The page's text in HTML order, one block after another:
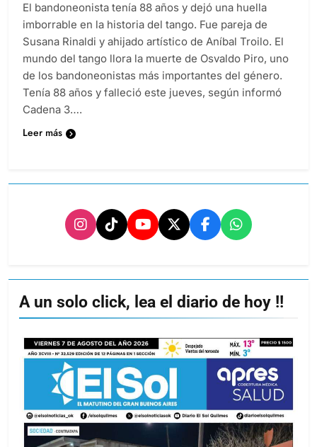
El bandoneonista tenía 88 años y dejó una huella
imborrable en la historia del tango. Fue pareja de
Susana Rinaldi y ahijado artístico de Aníbal Troilo. El
mundo del tango llora la muerte de Osvaldo Piro, uno
de los bandoneonistas más importantes del género.
Tenía 88 años y falleció este jueves, según informó
Cadena 3….
Leer más
A un solo click, lea el diario de hoy !!